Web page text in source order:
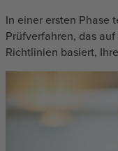
In einer ersten Phase
Prüfverfahren, das
Richtlinien basiert,